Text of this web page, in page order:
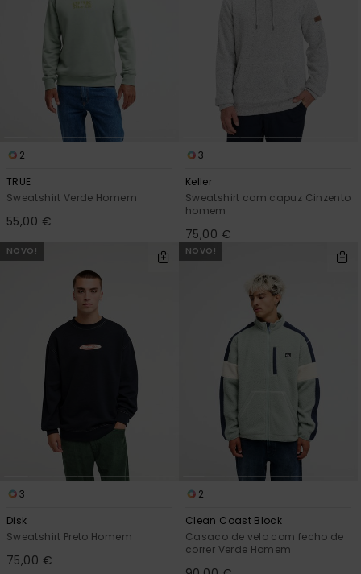
2
TRUE
Sweatshirt Verde Homem
55,00 €
3
Keller
Sweatshirt com capuz Cinzento
homem
75,00 €
NOVO!
3
Disk
Sweatshirt Preto Homem
75,00 €
NOVO!
2
Clean Coast Block
Casaco de velo com fecho de
correr Verde Homem